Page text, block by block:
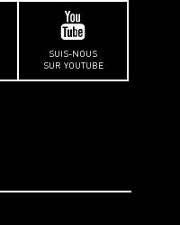
SUIS-NOUS
SUR YOUTUBE